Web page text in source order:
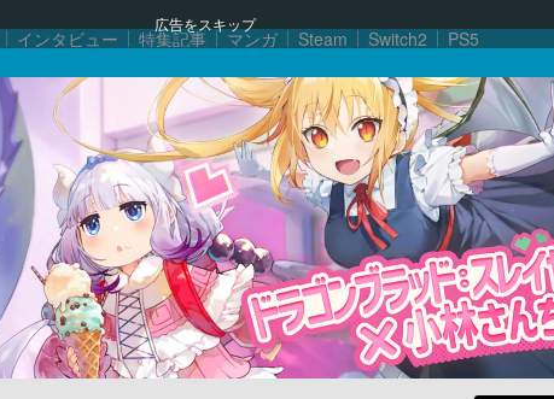
広告をスキップ
インタビュー 特集記事 マンガ Steam Switch2 PS5